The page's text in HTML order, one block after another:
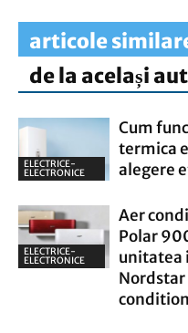
articole
de la același
ELECTRICE-
ELECTRONICE
Cum
termica
alegere
ELECTRICE-
ELECTRONICE
Aer
Polar
unitatea
Nordstar